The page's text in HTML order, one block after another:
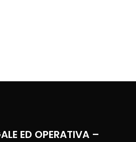
ED OPERATIVA –